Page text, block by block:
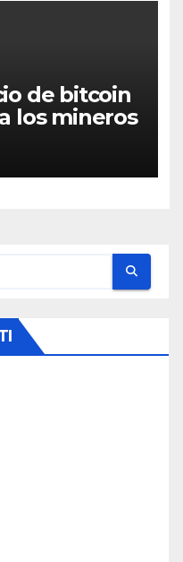
de bitcoin
los mineros